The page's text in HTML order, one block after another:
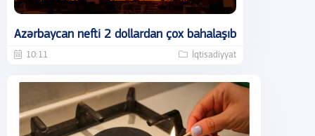
Azərbaycan nefti 2 dollardan çox bahalaşıb
10:11 İqtisadiyyat